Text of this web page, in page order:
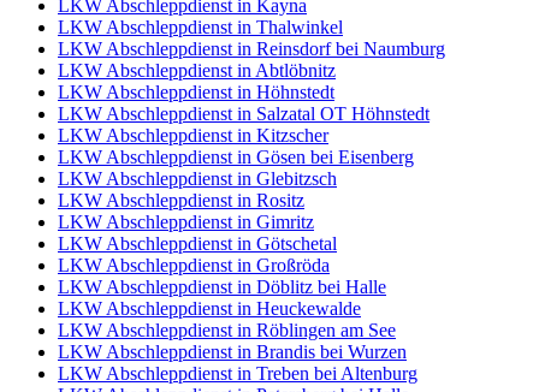
LKW Abschleppdienst in Kayna
LKW Abschleppdienst in Thalwinkel
LKW Abschleppdienst in Reinsdorf bei Naumburg
LKW Abschleppdienst in Abtlöbnitz
LKW Abschleppdienst in Höhnstedt
LKW Abschleppdienst in Salzatal OT Höhnstedt
LKW Abschleppdienst in Kitzscher
LKW Abschleppdienst in Gösen bei Eisenberg
LKW Abschleppdienst in Glebitzsch
LKW Abschleppdienst in Rositz
LKW Abschleppdienst in Gimritz
LKW Abschleppdienst in Götschetal
LKW Abschleppdienst in Großröda
LKW Abschleppdienst in Döblitz bei Halle
LKW Abschleppdienst in Heuckewalde
LKW Abschleppdienst in Röblingen am See
LKW Abschleppdienst in Brandis bei Wurzen
LKW Abschleppdienst in Treben bei Altenburg